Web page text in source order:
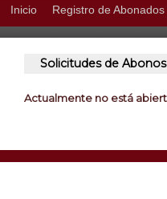
Inicio Registro de Abonados
Solicitudes de Abonos
Actualmente no está